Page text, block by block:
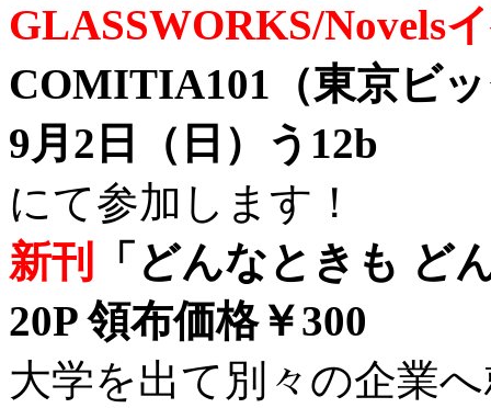
GLASSWORKS/Novels
COMITIA101（東京ビ
9月2日（日）う12b
にて参加します！
新刊
「どんなときも ど
20P 領布価格￥300
大学を出て別々の企業